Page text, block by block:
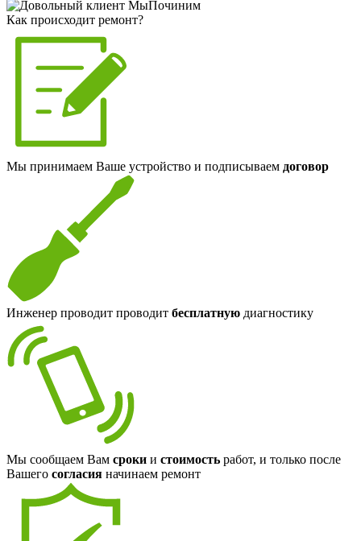
Как происходит ремонт?
Мы принимаем Ваше устройство и подписываем договор
Инженер проводит проводит бесплатную диагностику
Мы сообщаем Вам сроки и стоимость работ, и только после
Вашего согласия начинаем ремонт